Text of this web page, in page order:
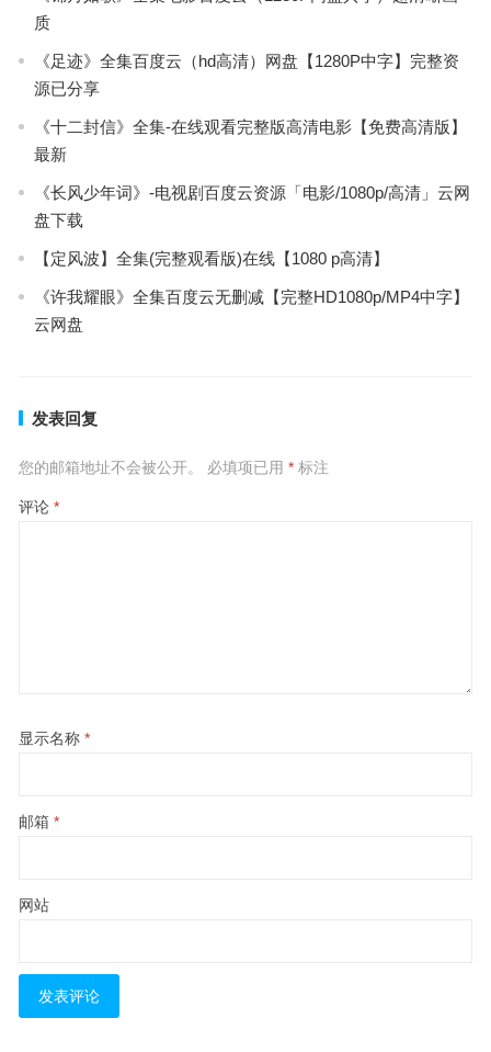
质
《足迹》全集百度云（hd高清）网盘【1280P中字】完整资
源已分享
《十二封信》全集-在线观看完整版高清电影【免费高清版】
最新
《长风少年词》-电视剧百度云资源「电影/1080p/高清」云网
盘下载
【定风波】全集(完整观看版)在线【1080 p高清】
《许我耀眼》全集百度云无删减【完整HD1080p/MP4中字】
云网盘
发表回复
您的邮箱地址不会被公开。 必填项已用 *标注
评论 *
显示名称 *
邮箱 *
网站